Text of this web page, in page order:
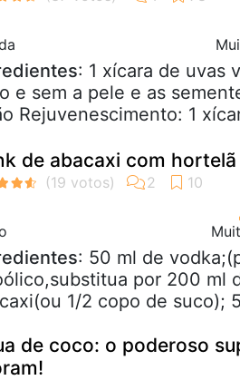
: 1 xícara de uvas
e sem a pele e as
Rejuvenescimento: 1
de abacaxi com hortelã
: 50 ml de
por 200 ml
1/2 copo de suco);
de coco: o poderoso